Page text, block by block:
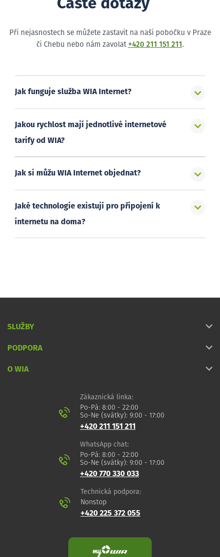
Časté dotazy
Při nejasnostech se můžete zastavit na naši pobočku v Praze
či Chebu nebo nám zavolat +420 211 151 211 .
Jak funguje služba WIA Internet?
Jakou rychlost mají jednotlivé internetové
tarify od WIA?
Jak si můžu WIA Internet objednat?
Jaké technologie existují pro připojení k
internetu na doma?
SLUŽBY
PODPORA
O WIA
Zákaznická linka:
Po-Pá: 8:00 - 22:00
So-Ne (svátky): 9:00 - 17:00
+420 211 151 211
WhatsApp chat:
Po-Pá: 8:00 - 22:00
So-Ne (svátky): 9:00 - 17:00
+420 770 330 033
Technická podpora:
Nonstop
+420 225 372 055